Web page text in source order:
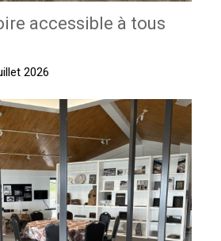
accessible à tous
2026